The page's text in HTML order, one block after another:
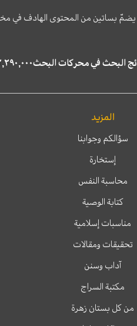
يضمّ بساتين من المحتوى الهادف
المزيد
سؤالكم وجوابنا
إستخارة
محاسبة النفس
كتابة الوصية
مناسبات إسلامية
تحقيقات ومقالات
آداب وسنن
مكتبة السراج
من كل بستان زهرة